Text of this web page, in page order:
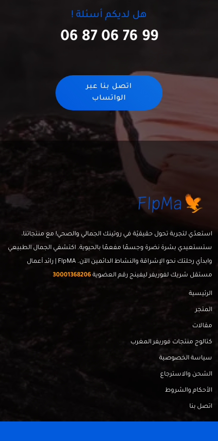
هل لديكم أسئلة !
06 87 06 76 99
اتصل بنا عبر
الواتساب
استعدّي لتجربة تحول حقيقيّة في روتينك الجمالي والصحي! مع منتجاتنا،
ستستعيدي بشرة نضرة وجسمًا مفعمًا بالحيوية. اكتشفي الجمال الطبيعي
وابدأي رحلتك نحو الإشراقة والنشاط الدائمين الآن. FlpMA | رائد أعمال
مستقل شريك لفوريفر ليفينج رقم العضوية 30001368206
الرئيسية
المتجر
مقالات
كتالوج منتجات فوريفر المغرب
سياسة الخصوصية
الشحن والاسترجاع
الأحكام والشروط
اتصل بنا